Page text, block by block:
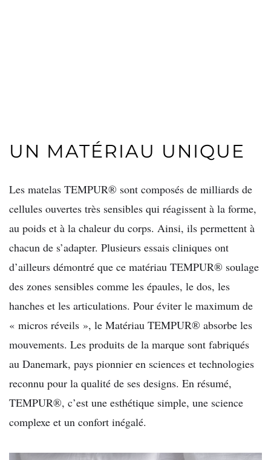
UN MATÉRIAU UNIQUE
Les matelas TEMPUR® sont composés de milliards de
cellules ouvertes très sensibles qui réagissent à la forme,
au poids et à la chaleur du corps. Ainsi, ils permettent à
chacun de s’adapter. Plusieurs essais cliniques ont
d’ailleurs démontré que ce matériau TEMPUR® soulage
des zones sensibles comme les épaules, le dos, les
hanches et les articulations. Pour éviter le maximum de
« micros réveils », le Matériau TEMPUR® absorbe les
mouvements. Les produits de la marque sont fabriqués
au Danemark, pays pionnier en sciences et technologies
reconnu pour la qualité de ses designs. En résumé,
TEMPUR®, c’est une esthétique simple, une science
complexe et un confort inégalé.